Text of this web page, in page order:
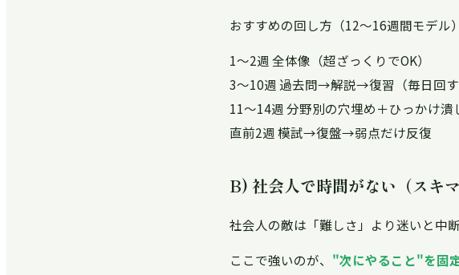
おすすめの回し方（12〜16週間モデル）
1〜2週 全体像（超ざっくりでOK）
3〜10週 過去問→解説→復習（毎日回す
11〜14週 分野別の穴埋め＋ひっかけ潰
直前2週 模試→復盤→弱点だけ反復
B) 社会人で時間がない（スキ
社会人の敵は「難しさ」より迷いと中断
ここで強いのが、 "次にやること"を固